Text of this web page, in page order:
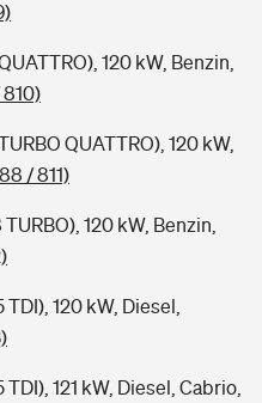
120 kW, Benzin,
QUATTRO), 120 kW,
/ 811)
120 kW, Benzin,
120 kW, Diesel,
121 kW, Diesel, Cabrio,